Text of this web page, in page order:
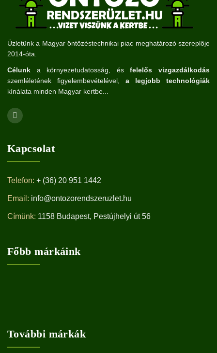
Üzletünk a Magyar öntözéstechnikai piac meghatározó szereplője
2014-óta.
Célunk a környezetudatosság, ésfelelős vizgazdálkodás
szemléletének figyelembevételével, a legjobb technológiák
kínálata minden Magyar kertbe...
Kapcsolat
Telefon: + (36) 20 951 1442
Email: info@ontozorendszeruzlet.hu
Címünk: 1158 Budapest, Pestújhelyi út 56
Főbb márkáink
További márkák